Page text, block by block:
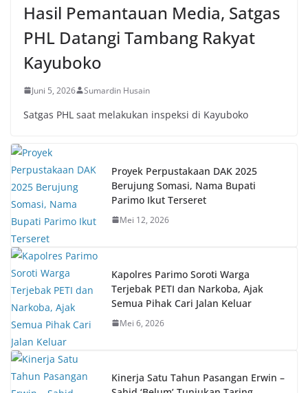
Hasil Pemantauan Media, Satgas
PHL Datangi Tambang Rakyat
Kayuboko
Juni 5, 2026 Sumardin Husain
Satgas PHL saat melakukan inspeksi di Kayuboko
Proyek Perpustakaan DAK 2025
Berujung Somasi, Nama Bupati
Parimo Ikut Terseret
Mei 12, 2026
Kapolres Parimo Soroti Warga
Terjebak PETI dan Narkoba, Ajak
Semua Pihak Cari Jalan Keluar
Mei 6, 2026
Kinerja Satu Tahun Pasangan Erwin –